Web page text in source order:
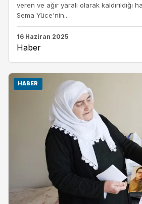
veren ve ağır yaralı olarak kaldırıldığı
Sema Yüce'nin...
16 Haziran 2025
Haber
HABER